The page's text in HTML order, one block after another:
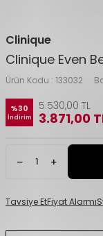
Clinique
Clinique Even
Ürün Kodu : 133032
%30
İndirim
5.530,00 TL
3.871,00
Tavsiye EtFiyat Alarmı